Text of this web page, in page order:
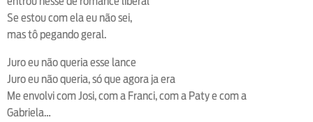
Se estou com ela eu não sei,
mas tô pegando geral.
Juro eu não queria esse lance
Juro eu não queria, só que agora ja era
Me envolvi com Josi, com a Franci, com a Paty e com a
Gabriela…